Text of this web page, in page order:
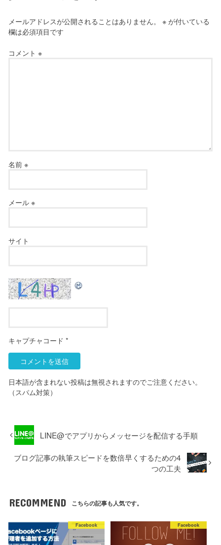
メールアドレスが公開されることはありません。 ※が付いている
欄は必須項目です
コメント ※
名前※
メール※
サイト
キャプチャコード *
日本語が含まれない投稿は無視されますのでご注意ください。
（スパム対策）
LINE@でアプリからメッセージを配信する手順
ブログ記事の執筆スピードを数倍早くするための4
つの工夫
RECOMMEND こちらの記事も人気です。
Facebook Facebook